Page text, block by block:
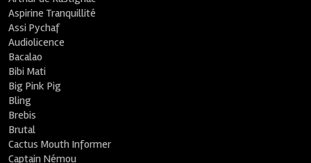
Aspirine Tranquillité
Assi Pychaf
Audiolicence
Bacalao
Bibi Mati
Big Pink Pig
Bling
Brebis
Brutal
Cactus Mouth Informer
Captain Némou